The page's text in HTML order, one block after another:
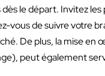
le départ. Invitez
vous de suivre votre
De plus, la mise
peut également